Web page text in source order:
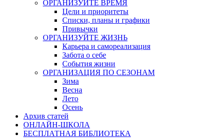
ОРГАНИЗУЙТЕ ВРЕМЯ
Цели и приоритеты
Списки, планы и графики
Привычки
ОРГАНИЗУЙТЕ ЖИЗНЬ
Карьера и самореализация
Забота о себе
События жизни
ОРГАНИЗАЦИЯ ПО СЕЗОНАМ
Зима
Весна
Лето
Осень
Архив статей
ОНЛАЙН-ШКОЛА
БЕСПЛАТНАЯ БИБЛИОТЕКА